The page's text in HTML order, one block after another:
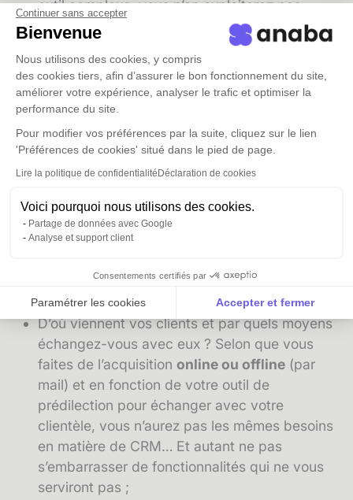
Continuer sans accepter
Bienvenue
Nous utilisons des cookies, y compris
des cookies tiers, afin d’assurer le bon fonctionnement du site,
améliorer votre expérience, analyser le trafic et optimiser la
performance du site.
Pour modifier vos préférences par la suite, cliquez sur le lien
'Préférences de cookies' situé dans le pied de page.
Lire la politique de confidentialitéDéclaration de cookies
Voici pourquoi nous utilisons des cookies.
Partage de données avec Google
Analyse et support client
Consentements certifiés par
Paramétrer les cookies Accepter et fermer
Axeptio consent
Plateforme de Gestion du Consentement :
Notre plateforme vous permet d'adapter et de gérer
outil complexe, vous n’en exploiterez pas
toutes les fonctionnalités. Par ailleurs, la prise
en charge par un conseiller personnalisé à tout
autre moment engendre régulièrement un
surcoût important. N’oubliez pas de le prendre
en compte.
Quelles sont les spécificités inhérentes à
en particulier ou spécialisés B2B/B2C, vous
devrez être attentif à ce que les fonctionnalités
proposées soient en adéquation avec votre
D’où viennent vos clients et par quels moyens
échangez-vous avec eux ? Selon que vous
faites de l’acquisition online ou offline (par
mail) et en fonction de votre outil de
prédilection pour échanger avec votre
clientèle, vous n’aurez pas les mêmes besoins
en matière de CRM… Et autant ne pas
s’embarrasser de fonctionnalités qui ne vous
serviront pas ;